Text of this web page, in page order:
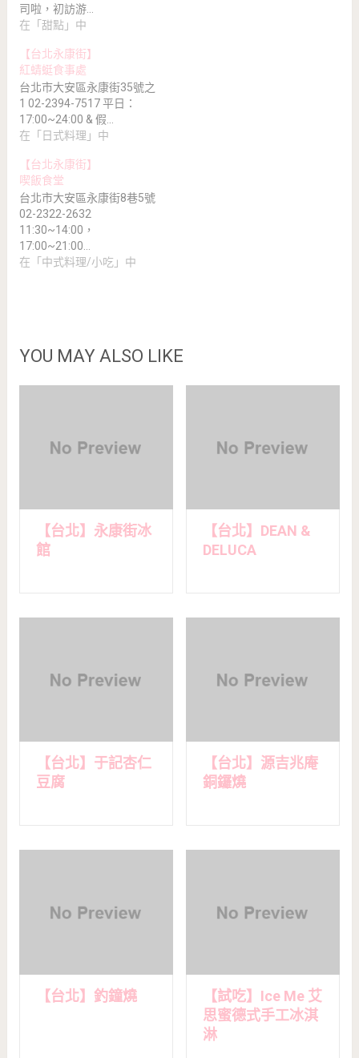
司啦，初訪游…
在「甜點」中
【台北永康街】
紅蜻蜓食事處
台北市大安區永康街35號之
1 02-2394-7517 平日：
17:00~24:00 & 假…
在「日式料理」中
【台北永康街】
喫飯食堂
台北市大安區永康街8巷5號
02-2322-2632
11:30~14:00，
17:00~21:00…
在「中式料理/小吃」中
YOU MAY ALSO LIKE
【台北】永康街冰
館
【台北】DEAN &
DELUCA
【台北】于記杏仁
豆腐
【台北】源吉兆庵
銅鑼燒
【台北】釣鐘燒
【試吃】Ice Me 艾
思蜜德式手工冰淇
淋